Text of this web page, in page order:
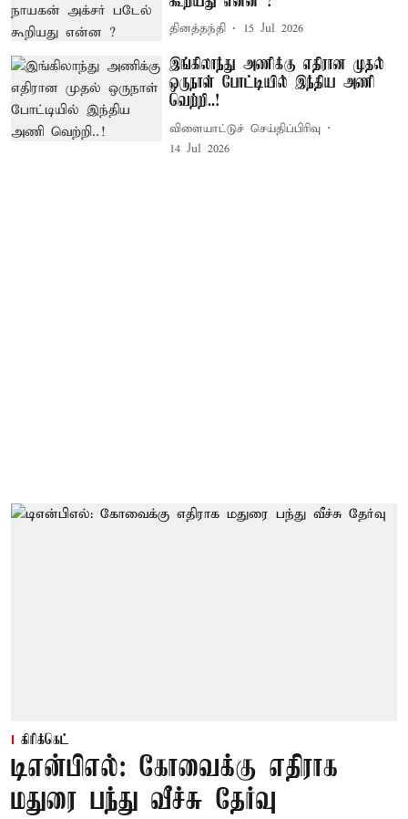
தினத்தந்தி 15 Jul 2026
இங்கிலாந்து அணிக்கு எதிரான முதல்
ஒருநாள் போட்டியில் இந்திய அணி
வெற்றி..!
விளையாட்டுச் செய்திப்பிரிவு
14 Jul 2026
கிரிக்கெட்
டிஎன்பிஎல்: கோவைக்கு எதிராக
மதுரை பந்து வீச்சு தேர்வு